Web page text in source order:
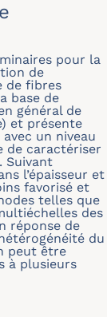
pour la
de
de fibres
base de
général de
et présente
un niveau
de caractériser
Suivant
l’épaisseur et
favorisé et
telles que
des
réponse de
du
peut être
à plusieurs